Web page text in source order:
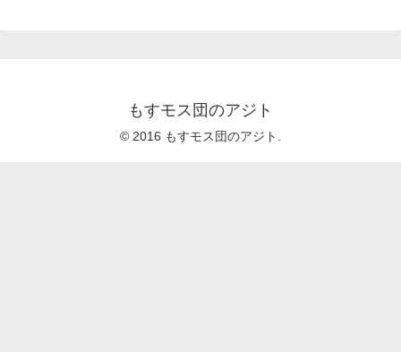
もすモス団のアジト
© 2016 もすモス団のアジト.